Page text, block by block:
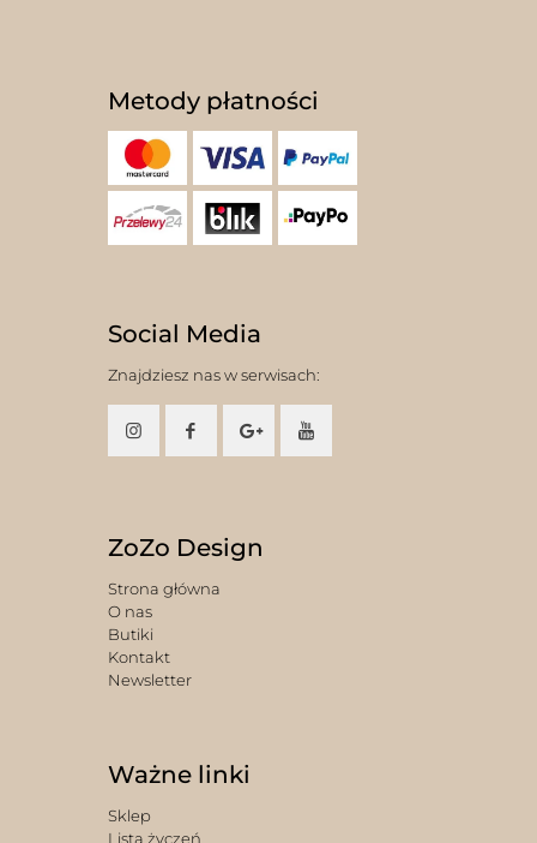
Metody płatności
Social Media
Znajdziesz nas w serwisach:
ZoZo Design
Strona główna
O nas
Butiki
Kontakt
Newsletter
Ważne linki
Sklep
Lista życzeń